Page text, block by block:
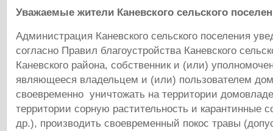
Уважаемые жители Каневского сельского
Администрация Каневского сельского поселения
согласно Правил благоустройства Каневского
Каневского района, собственник и (или)
являющееся владельцем и (или) пользователем
своевременно уничтожать на территории
территории сорную растительность и карантинные
др.), производить своевременный покос травы